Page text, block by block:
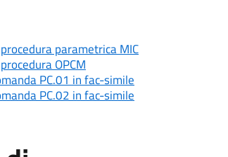
parametrica MIC
OPCM
PC.01 in fac-simile
PC.02 in fac-simile